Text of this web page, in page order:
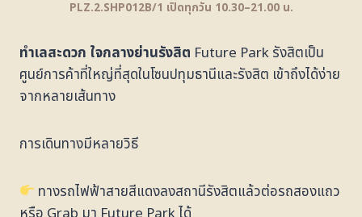
PLZ.2.SHP012B/1 เปิดทุกวัน 10.30–21.00 น.
ทำเลสะดวก ใจกลางย่านรังสิต Future Park รังสิตเป็น
ศูนย์การค้าที่ใหญ่ที่สุดในโซนปทุมธานีและรังสิต เข้าถึงได้ง่าย
จากหลายเส้นทาง
การเดินทางมีหลายวิธี
ทางรถไฟฟ้าสายสีแดงลงสถานีรังสิตแล้วต่อรถสองแถว